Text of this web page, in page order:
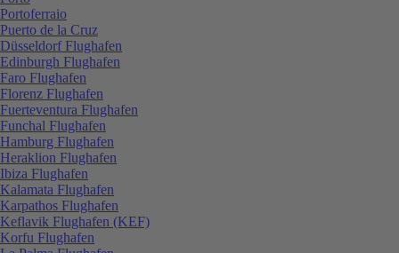
Portoferraio
Puerto de la Cruz
Düsseldorf Flughafen
Edinburgh Flughafen
Faro Flughafen
Florenz Flughafen
Fuerteventura Flughafen
Funchal Flughafen
Hamburg Flughafen
Heraklion Flughafen
Ibiza Flughafen
Kalamata Flughafen
Karpathos Flughafen
Keflavik Flughafen (KEF)
Korfu Flughafen